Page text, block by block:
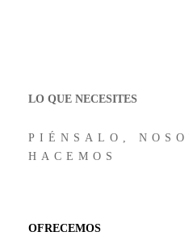
LO QUE NECESITES
PIÉNSALO,
HACEMOS
OFRECEMOS